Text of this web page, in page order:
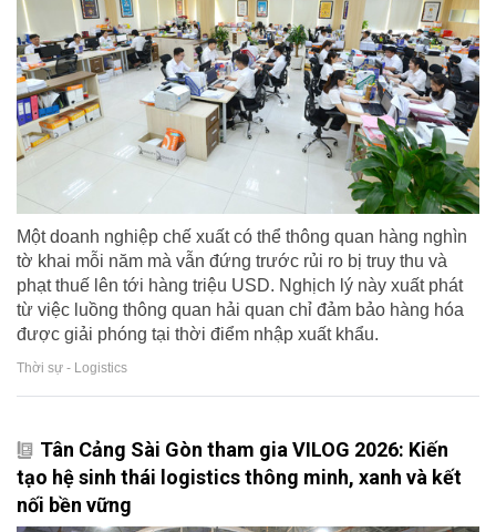
Một doanh nghiệp chế xuất có thể thông quan hàng nghìn
tờ khai mỗi năm mà vẫn đứng trước rủi ro bị truy thu và
phạt thuế lên tới hàng triệu USD. Nghịch lý này xuất phát
từ việc luồng thông quan hải quan chỉ đảm bảo hàng hóa
được giải phóng tại thời điểm nhập xuất khẩu.
Thời sự - Logistics
Tân Cảng Sài Gòn tham gia VILOG 2026: Kiến
tạo hệ sinh thái logistics thông minh, xanh và kết
nối bền vững